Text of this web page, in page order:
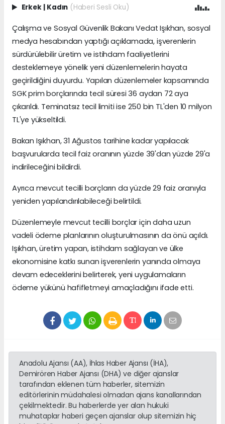
Erkek | Kadın (Haberi Sesli Oku)
Çalışma ve Sosyal Güvenlik Bakanı Vedat Işıkhan, sosyal
medya hesabından yaptığı açıklamada, işverenlerin
sürdürülebilir üretim ve istihdam faaliyetlerini
desteklemeye yönelik yeni düzenlemelerin hayata
geçirildiğini duyurdu. Yapılan düzenlemeler kapsamında
SGK prim borçlarında tecil süresi 36 aydan 72 aya
çıkarıldı. Teminatsız tecil limiti ise 250 bin TL'den 10 milyon
TL'ye yükseltildi.
Bakan Işıkhan, 31 Ağustos tarihine kadar yapılacak
başvurularda tecil faiz oranının yüzde 39'dan yüzde 29'a
indirileceğini bildirdi.
Ayrıca mevcut tecilli borçların da yüzde 29 faiz oranıyla
yeniden yapılandırılabileceği belirtildi.
Düzenlemeyle mevcut tecilli borçlar için daha uzun
vadeli ödeme planlarının oluşturulmasının da önü açıldı.
Işıkhan, üretim yapan, istihdam sağlayan ve ülke
ekonomisine katkı sunan işverenlerin yanında olmaya
devam edeceklerini belirterek, yeni uygulamaların
ödeme yükünü hafifletmeyi amaçladığını ifade etti.
Anadolu Ajansı (AA), İhlas Haber Ajansı (İHA),
Demirören Haber Ajansı (DHA) ve diğer ajanslar
tarafından eklenen tüm haberler, sitemizin
editörlerinin müdahalesi olmadan ajans kanallarından
çekilmektedir. Bu haberlerde yer alan hukuki
muhataplar haberi geçen ajanslar olup sitemizin hiç